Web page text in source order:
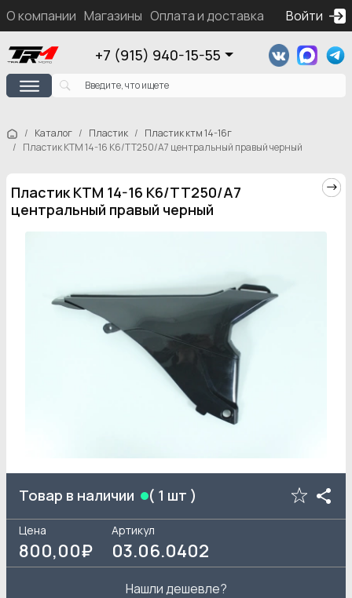
О компании Магазины Оплата и доставка Контакты
Войти
+7 (915) 940-15-55
Каталог Пластик
Пластик ктм 14-16г
Пластик КТМ 14-16 К6/ТТ250/А7 центральный правый черный
Пластик КТМ 14-16 К6/ТТ250/А7
центральный правый черный
Товар в наличии ( 1 шт )
Цена
800,00₽
Артикул
03.06.0402
Нашли дешевле?